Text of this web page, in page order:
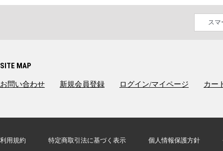
スマ
SITE MAP
お問い合わせ 新規会員登録 ログイン/マイページ カー
利用規約 特定商取引法に基づく表示 個人情報保護方針